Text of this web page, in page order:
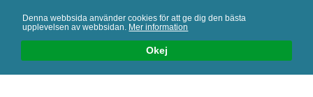
Okej
Denna webbsida använder cookies för att ge dig den bästa
upplevelsen av webbsidan. Mer information
Vår Kvalitet
Twitter